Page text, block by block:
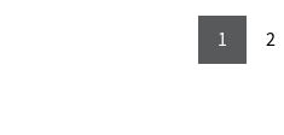
1 2